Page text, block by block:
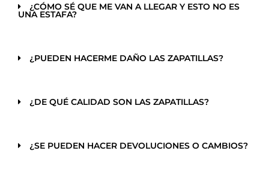
¿CÓMO SÉ QUE ME VAN A LLEGAR Y ESTO NO ES
UNA ESTAFA?
¿PUEDEN HACERME DAÑO LAS ZAPATILLAS?
¿DE QUÉ CALIDAD SON LAS ZAPATILLAS?
¿SE PUEDEN HACER DEVOLUCIONES O CAMBIOS?